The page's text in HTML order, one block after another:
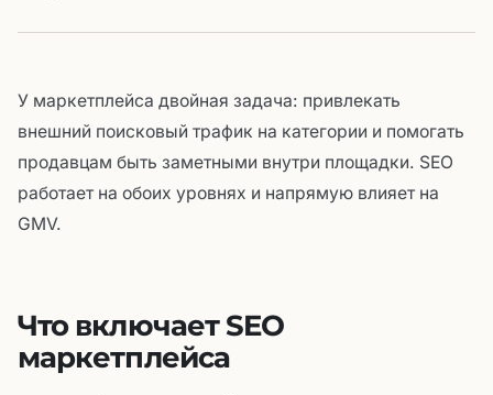
У маркетплейса двойная задача: привлекать
внешний поисковый трафик на категории и помогать
продавцам быть заметными внутри площадки. SEO
работает на обоих уровнях и напрямую влияет на
GMV.
Что включает SEO
маркетплейса